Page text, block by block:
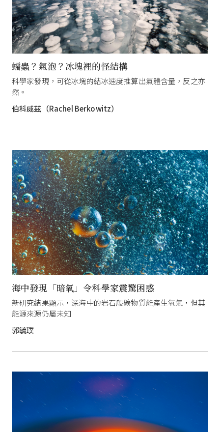
蠕蟲？氣泡？冰塊裡的怪結構
科學家發現，可從冰塊的結冰速度推算出氣體含量，反之亦
然。
伯科威茲（Rachel Berkowitz）
海中發現「暗氧」令科學家震驚困惑
新研究結果顯示，深海中的岩石般礦物質能產生氧氣，但其
能源來源仍屬未知
郭毓璞